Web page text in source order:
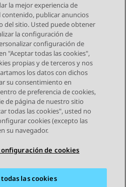
Tema siguiente
la mejor experiencia de
contenido, publicar anuncios
del sitio. Usted puede obtener
la configuración de
configuración de
"Aceptar todas las cookies",
propias y de terceros y nos
los datos con dichos
su consentimiento en
de preferencia de cookies,
de página de nuestro sitio
todas las cookies", usted no
cookies (excepto las
su navegador.
de cookies
todas las cookies